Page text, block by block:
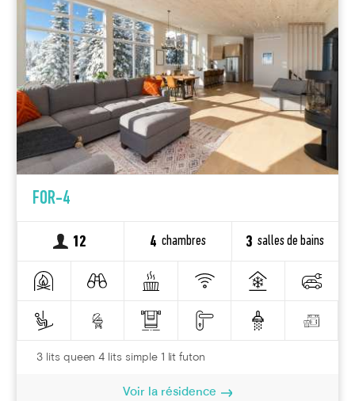
FOR-4
12 4 chambres 3 salles de bains
3 lits queen 4 lits simple 1 lit futon
Voir la résidence